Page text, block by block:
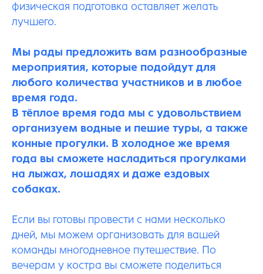
физическая подготовка оставляет желать
лучшего.
Мы рады предложить вам разнообразные
мероприятия, которые подойдут для
любого количества участников и в любое
время года.
В тёплое время года мы с удовольствием
организуем водные и пешие туры, а также
конные прогулки. В холодное же время
года вы сможете насладиться прогулками
на лыжах, лошадях и даже ездовых
собаках.
Если вы готовы провести с нами несколько
дней, мы можем организовать для вашей
команды многодневное путешествие. По
вечерам у костра вы сможете поделиться